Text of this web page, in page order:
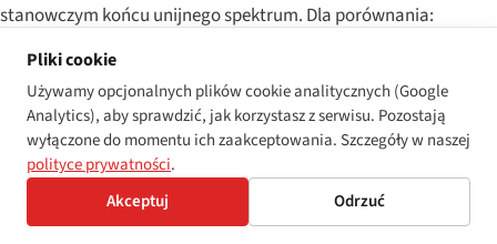
stanowczym końcu unijnego spektrum. Dla porównania:
niemiecki
BFSG §37
do 100 000 €; francuska ordonansowa transpozycja z 2023 r.
dopuszcza grzywny administracyjne do 50 000 € za niezgodny
produkt, z karami dziennymi za trwającą niezgodność;
hiszpańska Ley 11/2023ustanawia ramy stopniowane
sięgające 1 000 000 € za naruszenia „bardzo poważne“; włoska
transpozycja (D.Lgs. 82/2022) ogranicza do 40 000 €; bułgarska
Pliki cookie
Używamy opcjonalnych plików cookie analitycznych (Google
Analytics), aby sprawdzić, jak korzystasz z serwisu. Pozostają
wyłączone do momentu ich zaakceptowania. Szczegóły w naszej
polityce prywatności.
Akceptuj
Odrzuć